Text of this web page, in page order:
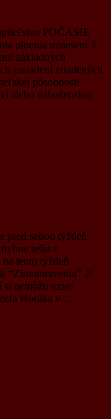
POČASIE
plnenia uznesení 3.
základných
zariadení zriadených
pôsobnosti
alebo náboženskej
pred sebou týždeň
tešia z
tento týždeň
“Zimomravenia” 2/
si nemôžu vziať
Horáka v…